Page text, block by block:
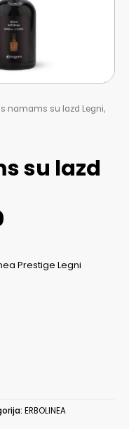
namams su lazd Legni,
su lazd
Prestige Legni
ERBOLINEA